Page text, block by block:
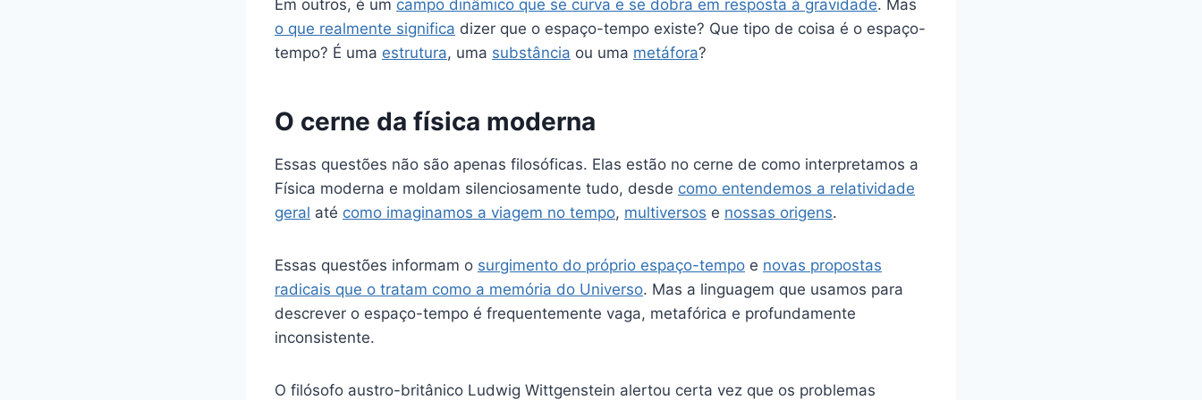
Em outros, é um campo dinâmico que se curva e se dobra em resposta à gravidade. Mas
o que realmente significa dizer que o espaço-tempo existe? Que tipo de coisa é o espaço-
tempo? É uma estrutura, uma substância ou uma metáfora?
O cerne da física moderna
Essas questões não são apenas filosóficas. Elas estão no cerne de como interpretamos a
Física moderna e moldam silenciosamente tudo, desde como entendemos a relatividade
geral até como imaginamos a viagem no tempo, multiversos e nossas origens.
Essas questões informam o surgimento do próprio espaço-tempo e novas propostas
radicais que o tratam como a memória do Universo. Mas a linguagem que usamos para
descrever o espaço-tempo é frequentemente vaga, metafórica e profundamente
inconsistente.
O filósofo austro-britânico Ludwig Wittgenstein alertou certa vez que os problemas